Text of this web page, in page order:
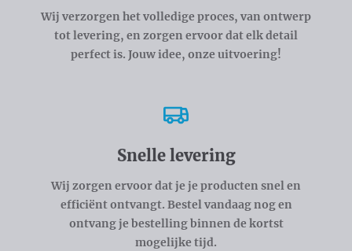
Wij verzorgen het volledige proces, van ontwerp
tot levering, en zorgen ervoor dat elk detail
perfect is. Jouw idee, onze uitvoering!
Snelle levering
Wij zorgen ervoor dat je je producten snel en
efficiënt ontvangt. Bestel vandaag nog en
ontvang je bestelling binnen de kortst
mogelijke tijd.